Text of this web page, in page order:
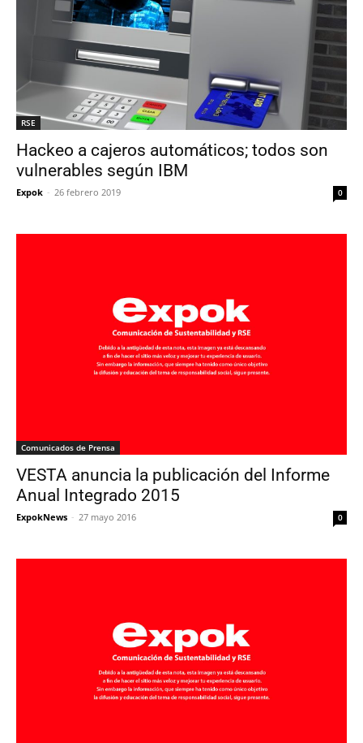
RSE
Hackeo a cajeros automáticos; todos son
vulnerables según IBM
Expok - 26 febrero 2019 0
Comunicados de Prensa
VESTA anuncia la publicación del Informe
Anual Integrado 2015
ExpokNews - 27 mayo 2016 0